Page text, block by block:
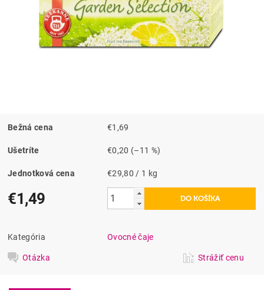
Bežná cena €1,69
Ušetríte €0,20 (–11 %)
Jednotková cena €29,80 / 1 kg
€1,49
Kategória Ovocné čaje
Otázka Strážiť cenu